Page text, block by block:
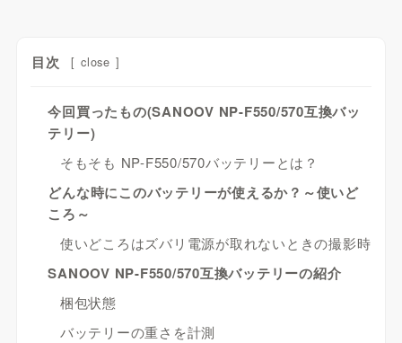
目次 [ close ]
今回買ったもの(SANOOV NP-F550/570互換バッ
テリー)
そもそも NP-F550/570バッテリーとは？
どんな時にこのバッテリーが使えるか？～使いど
ころ～
使いどころはズバリ電源が取れないときの撮影時
SANOOV NP-F550/570互換バッテリーの紹介
梱包状態
バッテリーの重さを計測